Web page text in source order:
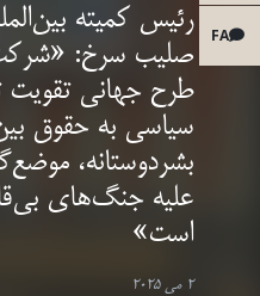
FA
رئیس کمیته
صلیب سرخ:
طرح جهانی تقویت
سیاسی به حقوق
بشردوستانه،
علیه جنگ‌های
است»
2 می 2025